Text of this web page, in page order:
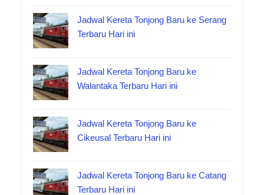
Jadwal Kereta Tonjong Baru ke Serang
Terbaru Hari ini
Jadwal Kereta Tonjong Baru ke
Walantaka Terbaru Hari ini
Jadwal Kereta Tonjong Baru ke
Cikeusal Terbaru Hari ini
Jadwal Kereta Tonjong Baru ke Catang
Terbaru Hari ini